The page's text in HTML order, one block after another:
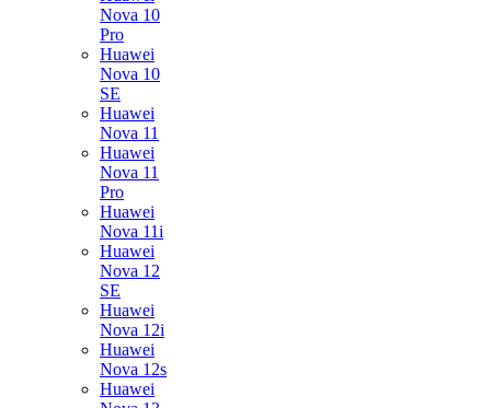
Nova 10
Pro
Huawei
Nova 10
SE
Huawei
Nova 11
Huawei
Nova 11
Pro
Huawei
Nova 11i
Huawei
Nova 12
SE
Huawei
Nova 12i
Huawei
Nova 12s
Huawei